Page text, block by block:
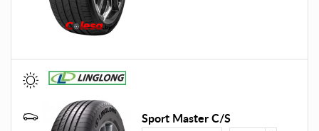
Sport Master C/S